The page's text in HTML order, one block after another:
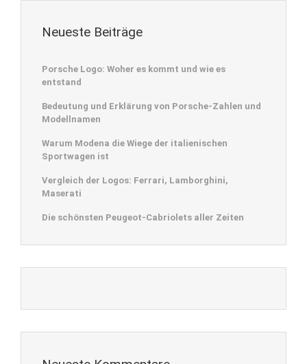
Neueste Beiträge
Porsche Logo: Woher es kommt und wie es
entstand
Bedeutung und Erklärung von Porsche-Zahlen und
Modellnamen
Warum Modena die Wiege der italienischen
Sportwagen ist
Vergleich der Logos: Ferrari, Lamborghini,
Maserati
Die schönsten Peugeot-Cabriolets aller Zeiten